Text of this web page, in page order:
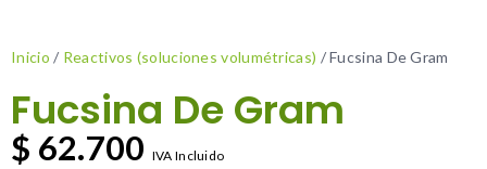
Inicio / Reactivos (soluciones volumétricas) / Fucsina De Gram
Fucsina De Gram
$ 62.700 IVA Incluido